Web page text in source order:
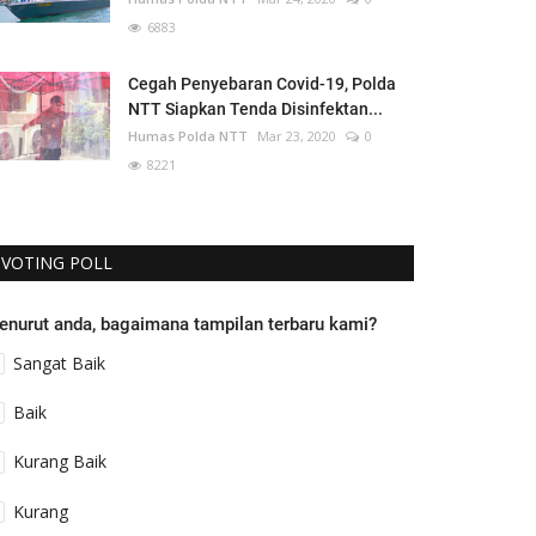
6883
Cegah Penyebaran Covid-19, Polda
NTT Siapkan Tenda Disinfektan...
Humas Polda NTT Mar 23, 2020
0
8221
VOTING POLL
anda, bagaimana tampilan terbaru kami?
Sangat Baik
Baik
Kurang Baik
Kurang